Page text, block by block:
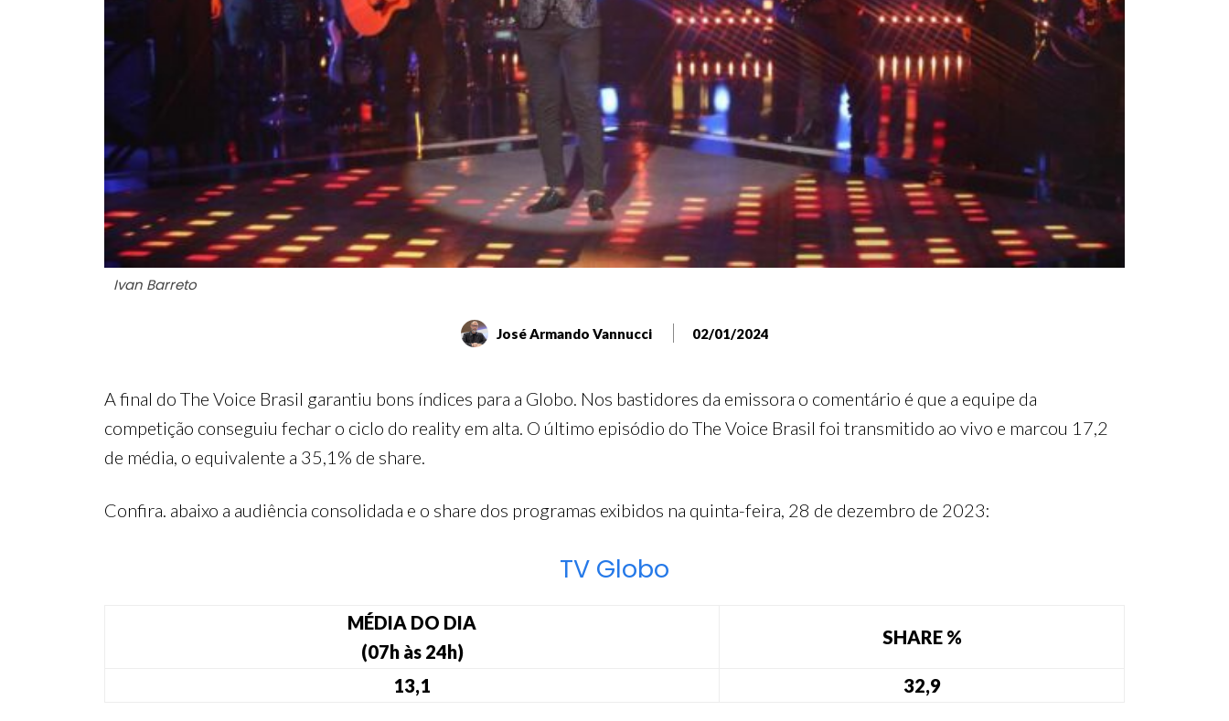
Ivan Barreto
José Armando Vannucci 02/01/2024
A final do The Voice Brasil garantiu bons índices para a Globo. Nos bastidores da emissora o comentário é que a equipe da
competição conseguiu fechar o ciclo do reality em alta. O último episódio do The Voice Brasil foi transmitido ao vivo e marcou 17,2
de média, o equivalente a 35,1% de share.
Confira. abaixo a audiência consolidada e o share dos programas exibidos na quinta-feira, 28 de dezembro de 2023:
TV Globo
MÉDIA DO DIA
(07h às 24h)
SHARE %
13,1 32,9